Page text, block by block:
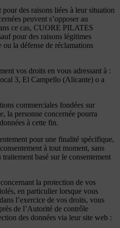
des raisons liées à leur situation
peuvent s’opposer au
ce cas, CUORE PILATES
pour des raisons légitimes
ou la défense de réclamations
vos droits en vous adressant à :
3, El Campello (Alicante) o a
commerciales fondées sur
la personne concernée pourra
à cette fin.
pour une finalité spécifique,
à tout moment, sans
basé sur le consentement
la protection de vos
en particulier lorsque vous
l’exercice de vos droits, vous
de l’Autorité de contrôle
des données via leur site web :